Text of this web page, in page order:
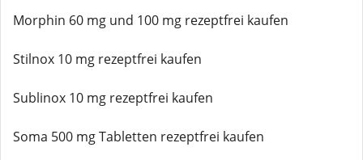
Morphin 60 mg und 100 mg rezeptfrei kaufen
Stilnox 10 mg rezeptfrei kaufen
Sublinox 10 mg rezeptfrei kaufen
Soma 500 mg Tabletten rezeptfrei kaufen